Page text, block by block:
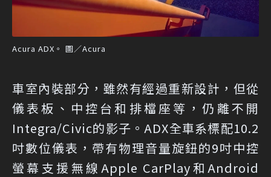
Acura ADX。 圖／Acura
車室內裝部分，雖然有經過重新設計，但從
儀表板、中控台和排檔座等，仍離不開
Integra/Civic的影子。ADX全車系標配10.2
吋數位儀表，帶有物理音量旋鈕的9吋中控
螢幕支援無線Apple CarPlay和Android